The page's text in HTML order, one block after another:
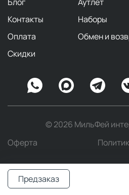
Предзаказ
Контакты
Наборы
Оплата
Обмен и
Скидки
© 2026 МильФей
Оферта